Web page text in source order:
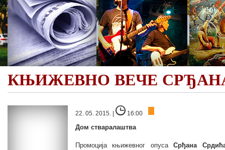
КЊИЖЕВНО ВЕЧЕ
22. 05. 2015. | 16:00
Дом стваралаштва
Промоција књижевног опусаСрђана